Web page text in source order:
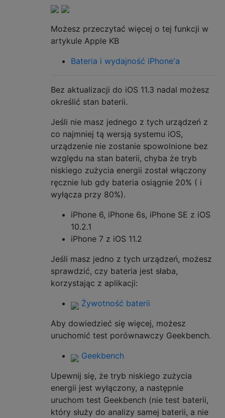
Możesz przeczytać więcej o tej funkcji w
artykule Apple KB
Bateria i wydajność iPhone'a
Bez aktualizacji do iOS 11.3 nadal możesz
określić stan baterii.
Jeśli nie masz jednego z tych urządzeń z
co najmniej tą wersją systemu iOS,
urządzenie nie zostanie spowolnione bez
względu na stan baterii, chyba że tryb
niskiego zużycia energii został włączony
ręcznie lub gdy bateria osiągnie 20% ( i
wyłącza przy 80%).
iPhone 6, iPhone 6s, iPhone SE z iOS
10.2.1
iPhone 7 z iOS 11.2
Jeśli masz jedno z tych urządzeń, możesz
sprawdzić, czy bateria jest słaba,
korzystając z aplikacji:
Żywotność baterii
Aby dowiedzieć się więcej, możesz
uruchomić test porównawczy Geekbench.
Geekbench
Upewnij się, że tryb niskiego zużycia
energii jest wyłączony, a następnie
uruchom test Geekbench (nie test baterii,
który służy do analizy samej baterii, a nie